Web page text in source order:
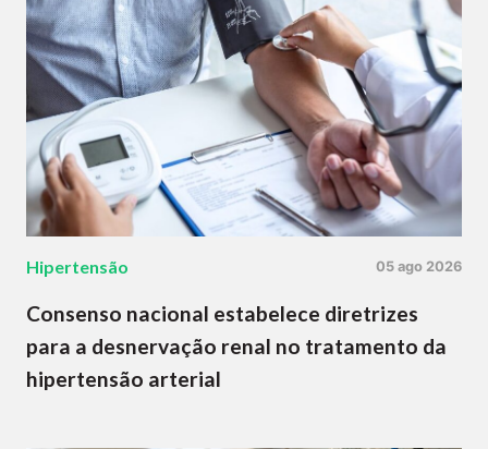
Hipertensão 05 ago 2026
Consenso nacional estabelece diretrizes
para a desnervação renal no tratamento da
hipertensão arterial